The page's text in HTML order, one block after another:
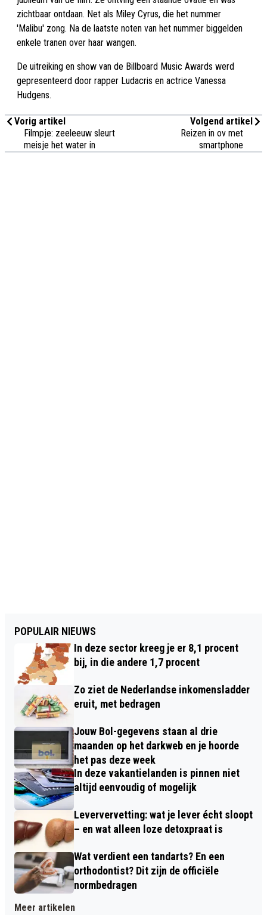
zichtbaar ontdaan. Net als Miley Cyrus, die het nummer
'Malibu' zong. Na de laatste noten van het nummer biggelden
enkele tranen over haar wangen.
De uitreiking en show van de Billboard Music Awards werd
gepresenteerd door rapper Ludacris en actrice Vanessa
Hudgens.
Vorig artikel
Filmpje: zeeleeuw sleurt
meisje het water in
Volgend artikel
Reizen in ov met
smartphone
POPULAIR NIEUWS
In deze sector kreeg je er 8,1 procent
bij, in die andere 1,7 procent
Zo ziet de Nederlandse inkomensladder
eruit, met bedragen
Jouw Bol-gegevens staan al drie
maanden op het darkweb en je hoorde
het pas deze week
In deze vakantielanden is pinnen niet
altijd eenvoudig of mogelijk
Leververvetting: wat je lever écht sloopt
– en wat alleen loze detoxpraat is
Wat verdient een tandarts? En een
orthodontist? Dit zijn de officiële
normbedragen
Meer artikelen